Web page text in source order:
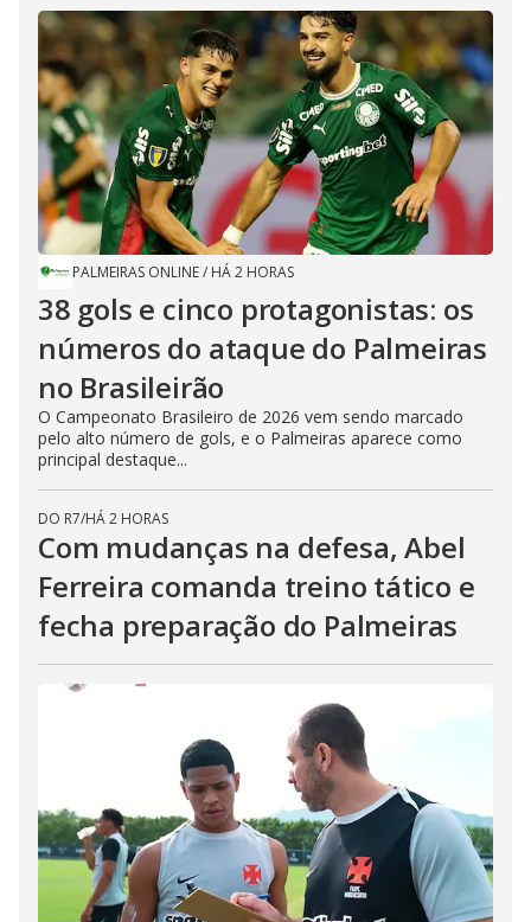
PALMEIRAS ONLINE/ HÁ 2 HORAS
38 gols e cinco protagonistas: os
números do ataque do Palmeiras
no Brasileirão
O Campeonato Brasileiro de 2026 vem sendo marcado
pelo alto número de gols, e o Palmeiras aparece como
principal destaque...
DO R7/HÁ 2 HORAS
Com mudanças na defesa, Abel
Ferreira comanda treino tático e
fecha preparação do Palmeiras